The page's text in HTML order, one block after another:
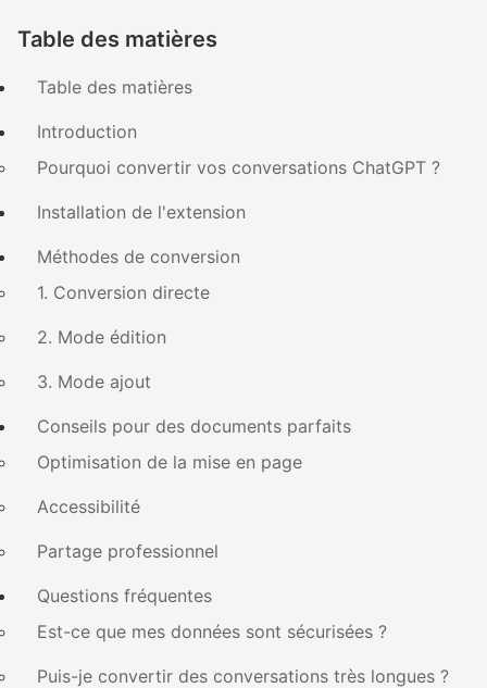
Table des matières
Table des matières
Introduction
Pourquoi convertir vos conversations ChatGPT ?
Installation de l'extension
Méthodes de conversion
1. Conversion directe
2. Mode édition
3. Mode ajout
Conseils pour des documents parfaits
Optimisation de la mise en page
Accessibilité
Partage professionnel
Questions fréquentes
Est-ce que mes données sont sécurisées ?
Puis-je convertir des conversations très longues ?